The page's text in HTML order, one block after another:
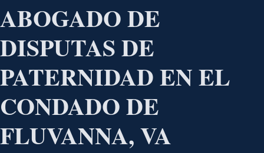
ABOGADO DE
DISPUTAS DE
PATERNIDAD EN EL
CONDADO DE
FLUVANNA, VA